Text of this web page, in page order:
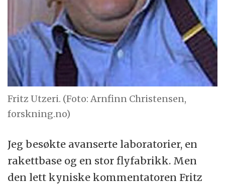
Fritz Utzeri. (Foto: Arnfinn Christensen,
forskning.no)
Jeg besøkte avanserte laboratorier, en
rakettbase og en stor flyfabrikk. Men
den lett kyniske kommentatoren Fritz